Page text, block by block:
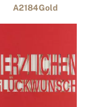
A2184Gold